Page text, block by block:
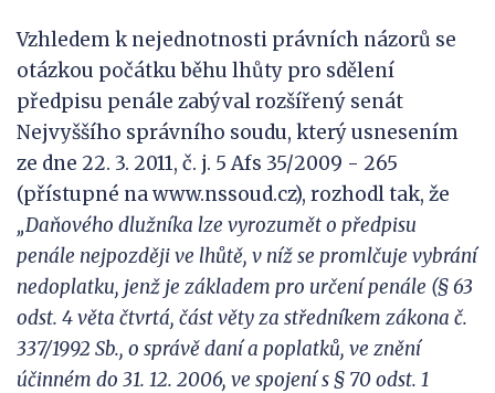
Vzhledem k nejednotnosti právních názorů se
otázkou počátku běhu lhůty pro sdělení
předpisu penále zabýval rozšířený senát
Nejvyššího správního soudu, který usnesením
ze dne 22. 3. 2011, č. j. 5 Afs 35/2009 - 265
(přístupné na www.nssoud.cz), rozhodl tak, že
„Daňového dlužníka lze vyrozumět o předpisu
penále nejpozději ve lhůtě, v níž se promlčuje vybrání
nedoplatku, jenž je základem pro určení penále (§ 63
odst. 4 věta čtvrtá, část věty za středníkem zákona č.
337/1992 Sb., o správě daní a poplatků, ve znění
účinném do 31. 12. 2006, ve spojení s § 70 odst. 1